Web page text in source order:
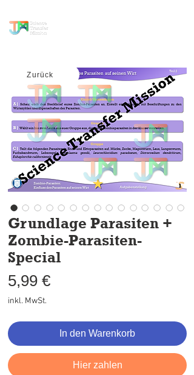
Grundlage Parasiten +
Zombie-Parasiten-
Special
5,99 €Preis
inkl. MwSt.
In den Warenkorb
Hier zahlen
Zurück